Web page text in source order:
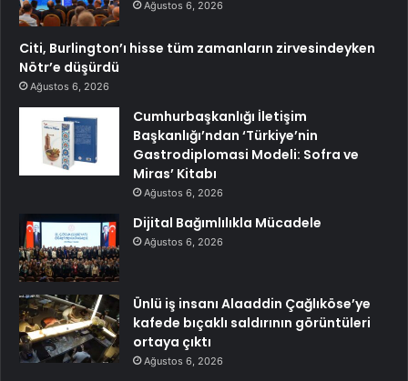
Ağustos 6, 2026
Citi, Burlington’ı hisse tüm zamanların zirvesindeyken
Nötr’e düşürdü
Ağustos 6, 2026
Cumhurbaşkanlığı İletişim
Başkanlığı’ndan ‘Türkiye’nin
Gastrodiplomasi Modeli: Sofra ve
Miras’ Kitabı
Ağustos 6, 2026
Dijital Bağımlılıkla Mücadele
Ağustos 6, 2026
Ünlü iş insanı Alaaddin Çağlıköse’ye
kafede bıçaklı saldırının görüntüleri
ortaya çıktı
Ağustos 6, 2026